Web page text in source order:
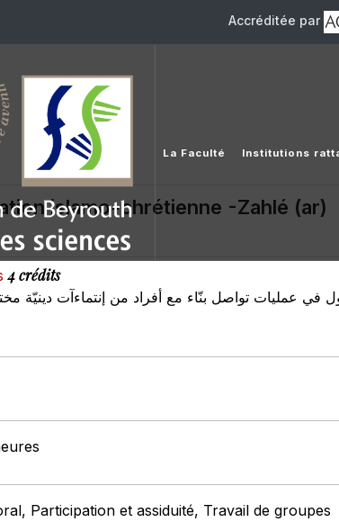
(1) 421 368 Accréditée par
La Faculté Institutions
islamo-chrétienne -Zahlé (ar)
4 crédits
في عمليات تواصل بنّاء مع أفراد من إنتماءآت دينيّة
Participation et assiduité, Travail de groupes